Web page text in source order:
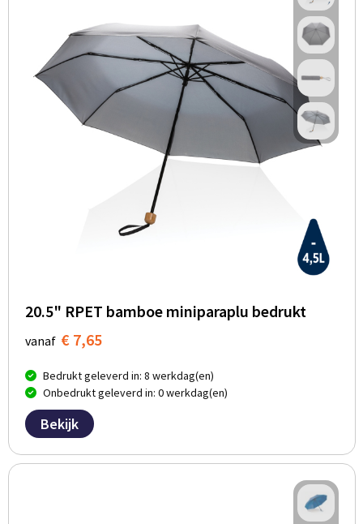
20.5" RPET bamboe miniparaplu bedrukt
vanaf € 7,65
Bedrukt geleverd in: 8 werkdag(en)
Onbedrukt geleverd in: 0 werkdag(en)
Bekijk